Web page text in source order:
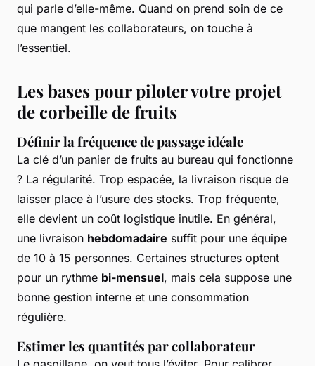
qui parle d’elle-même. Quand on prend soin de ce
que mangent les collaborateurs, on touche à
l’essentiel.
Les bases pour piloter votre projet
de corbeille de fruits
Définir la fréquence de passage idéale
La clé d’un panier de fruits au bureau qui fonctionne
? La régularité. Trop espacée, la livraison risque de
laisser place à l’usure des stocks. Trop fréquente,
elle devient un coût logistique inutile. En général,
une livraison hebdomadaire suffit pour une équipe
de 10 à 15 personnes. Certaines structures optent
pour un rythme bi-mensuel, mais cela suppose une
bonne gestion interne et une consommation
régulière.
Estimer les quantités par collaborateur